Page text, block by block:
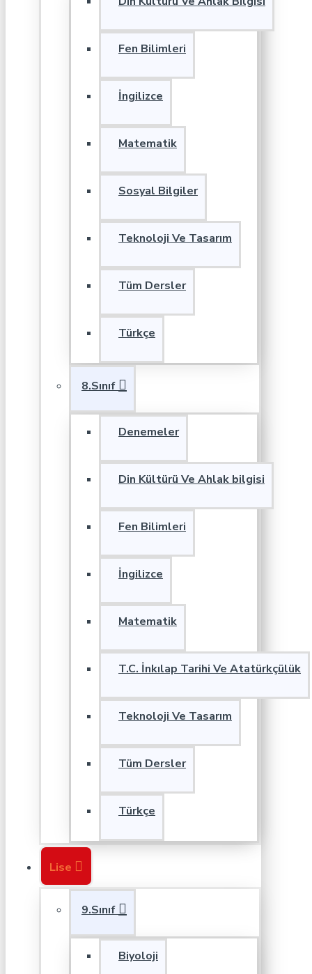
Fen Bilimleri
İngilizce
Matematik
Sosyal Bilgiler
Teknoloji Ve Tasarım
Tüm Dersler
Türkçe
8.Sınıf
Denemeler
Din Kültürü Ve Ahlak bilgisi
Fen Bilimleri
İngilizce
Matematik
T.C. İnkılap Tarihi Ve Atatürkçülük
Teknoloji Ve Tasarım
Tüm Dersler
Türkçe
Lise
9.Sınıf
Biyoloji